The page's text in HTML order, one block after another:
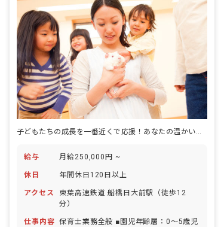
給与 月給250,000円 ~
休日 年間休日120日以上
アクセス
東葉高速鉄道 船橋日大前駅（徒歩12
分）
仕事内容 保育士業務全般 ■園児年齢層：0～5歳児